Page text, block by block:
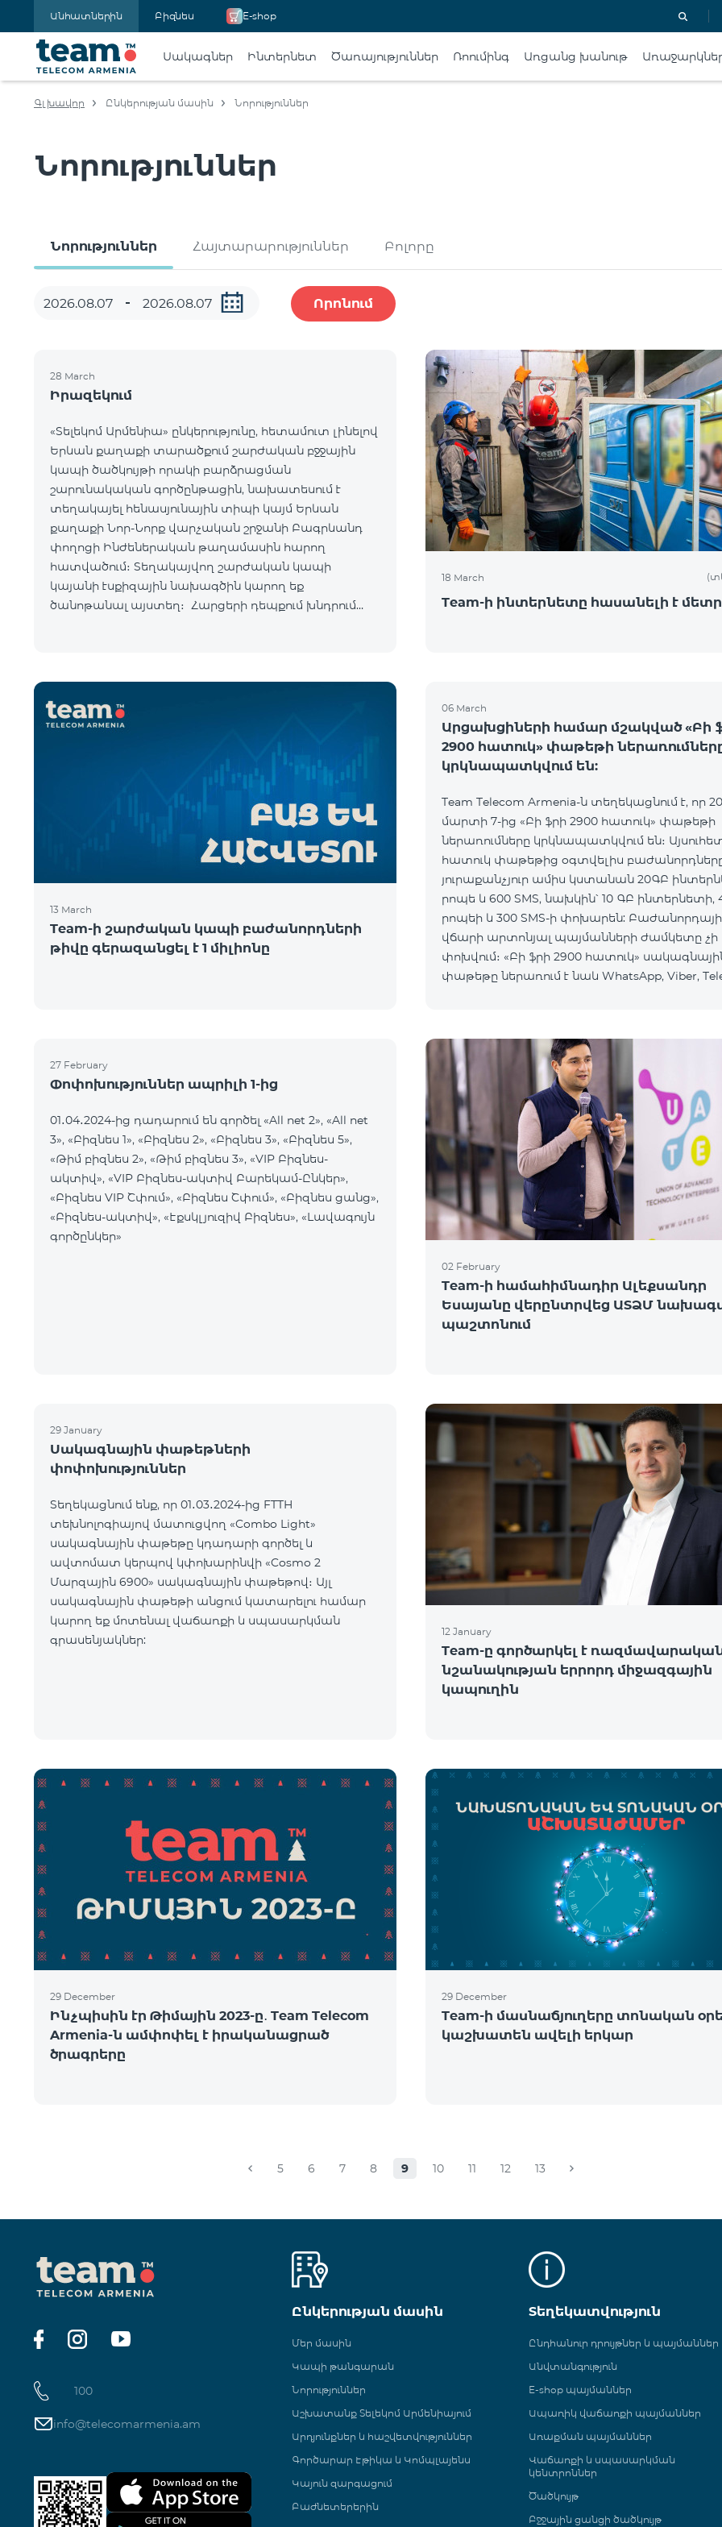
Անհատներին Բիզնես E-shop
Սակագներ Ինտերնետ Ծառայություններ Ռոումինգ Առցանց խանութ
Գլխավոր Ընկերության մասին Նորություններ
Նորություններ
Նորություններ Հայտարարություններ Բոլորը
Որոնում
28 March
Իրազեկում
«Տելեկոմ Արմենիա» ընկերությունը, հետամուտ լինելով
Երևան քաղաքի տարածքում շարժական բջջային
կապի ծածկույթի որակի բարձրացման
շարունակական գործընթացին, նախատեսում է
տեղակայել հենասյունային տիպի կայմ Երևան
քաղաքի Նոր-Նորք վարչական շրջանի Բագրևանդ
փողոցի Ինժեներական թաղամասին հարող
հատվածում։ Տեղակայվող շարժական կապի
կայանի էսքիզային նախագծին կարող եք
ծանոթանալ այստեղ։ Հարցերի դեպքում խնդրում
18 March
Team-ի ինտերնետը հասանելի է
13 March
Team-ի շարժական կապի բաժանորդների
թիվը գերազանցել է 1 միլիոնը
06 March
Արցախցիների համար մշակված «Բի
2900 հատուկ» փաթեթի
կրկնապատկվում են:
Team Telecom Armenia-ն տեղեկացնում է, որ
մարտի 7-ից «Բի ֆրի 2900 հատուկ» փաթեթի
ներառումները կրկնապատկվում են։
հատուկ փաթեթից օգտվելիս
յուրաքանչյուր ամիս կստանան 20ԳԲ
րոպե և 600 SMS, նախկին՝ 10 ԳԲ ինտերնետի,
րոպեի և 300 SMS-ի փոխարեն:
վճարի արտոնյալ պայմանների ժամկետը չի
փոխվում։ «Բի ֆրի 2900 հատուկ»
փաթեթը ներառում է նաև WhatsApp, Viber,
27 February
Փոփոխություններ ապրիլի 1-ից
01․04․2024-ից դադարում են գործել «All net 2», «All net
3», «Բիզնես 1», «Բիզնես 2», «Բիզնես 3», «Բիզնես 5»,
«Թիմ բիզնես 2», «Թիմ բիզնես 3», «VIP Բիզնես-
ակտիվ», «VIP Բիզնես-ակտիվ Բարեկամ-Ընկեր»,
«Բիզնես VIP Շփում», «Բիզնես Շփում», «Բիզնես ցանց»,
«Բիզնես-ակտիվ», «Էքսկլյուզիվ Բիզնես», «Լավագույն
գործընկեր»
02 February
Team-ի համահիմնադիր Ալեքսանդր
Եսայանը վերընտրվեց ԱՏՁՄ
պաշտոնում
29 January
Սակագնային փաթեթների
փոփոխություններ
Տեղեկացնում ենք, որ 01․03․2024-ից FTTH
տեխնոլոգիայով մատուցվող «Combo Light»
սակագնային փաթեթը կդադարի գործել և
ավտոմատ կերպով կփոխարինվի «Cosmo 2
Մարզային 6900» սակագնային փաթեթով։ Այլ
սակագնային փաթեթի անցում կատարելու համար
կարող եք մոտենալ վաճառքի և սպասարկման
գրասենյակներ:
12 January
Team-ը գործարկել է
նշանակության երրորդ միջազգային
կապուղին
29 December
Ինչպիսին էր Թիմային 2023-ը․ Team Telecom
Armenia-ն ամփոփել է իրականացրած
ծրագրերը
29 December
Team-ի մասնաճյուղերը տոնական
կաշխատեն ավելի երկար
5 6 7 8 9 10 11 12 13
100
info@telecomarmenia.am
Ընկերության մասին
Մեր մասին
Կապի թանգարան
Նորություններ
Աշխատանք Տելեկոմ Արմենիայում
Արդյունքներ և հաշվետվություններ
Գործարար Էթիկա և Կոմպլայենս
Կայուն զարգացում
Բաժնետերերին
Տեղեկատվություն
Ընդհանուր դրույթներ և պայմաններ
Անվտանգություն
E-shop պայմաններ
Ապառիկ վաճառքի պայմաններ
Առաքման պայմաններ
Վաճառքի և սպասարկման
կենտրոններ
Ծածկույթ
Բջջային ցանցի ծածկույթ